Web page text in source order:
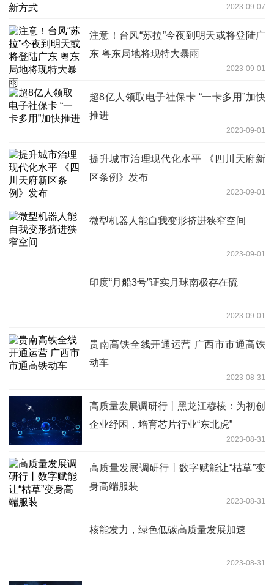
2023-09-07
注意！台风“苏拉”今夜到明天或将登陆广
东 粤东局地将现特大暴雨
2023-09-01
超8亿人领取电子社保卡 “一卡多用”加快
推进
2023-09-01
提升城市治理现代化水平 《四川天府新
区条例》发布
2023-09-01
微型机器人能自我变形挤进狭窄空间
2023-09-01
印度“月船3号”证实月球南极存在硫
2023-09-01
贵南高铁全线开通运营 广西市市通高铁
动车
2023-08-31
高质量发展调研行丨黑龙江穆棱：为初创
企业纾困，培育芯片行业“东北虎”
2023-08-31
高质量发展调研行丨数字赋能让“枯草”变
身高端服装
2023-08-31
核能发力，绿色低碳高质量发展加速
2023-08-31